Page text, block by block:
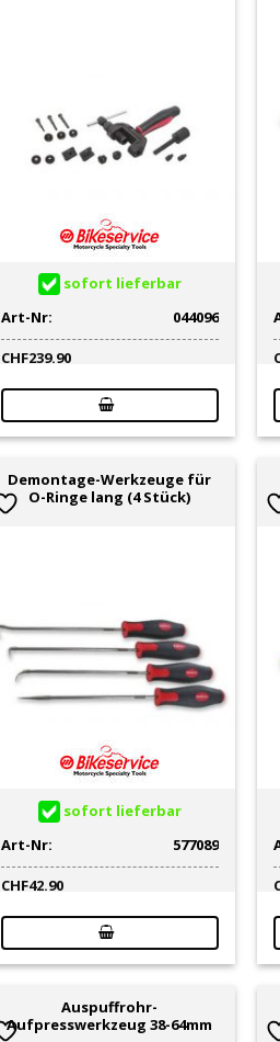
sofort lieferbar
Art-Nr:
044096
CHF239.90
Demontage-Werkzeuge für
O-Ringe lang (4 Stück)
sofort lieferbar
Art-Nr:
577089
CHF42.90
Auspuffrohr-
Aufpresswerkzeug 38-64mm